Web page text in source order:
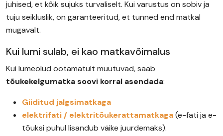
juhised, et kõik sujuks turvaliselt. Kui varustus on sobiv ja
tuju seikluslik, on garanteeritud, et tunned end matkal
mugavalt.
Kui lumi sulab, ei kao matkavõimalus
Kui lumeolud ootamatult muutuvad, saab
tõukekelgumatka soovi korral asendada:
Giiditud jalgsimatkaga
elektrifati / elektritõukerattamatkaga(e-fati ja e-
tõuksi puhul lisandub väike juurdemaks).